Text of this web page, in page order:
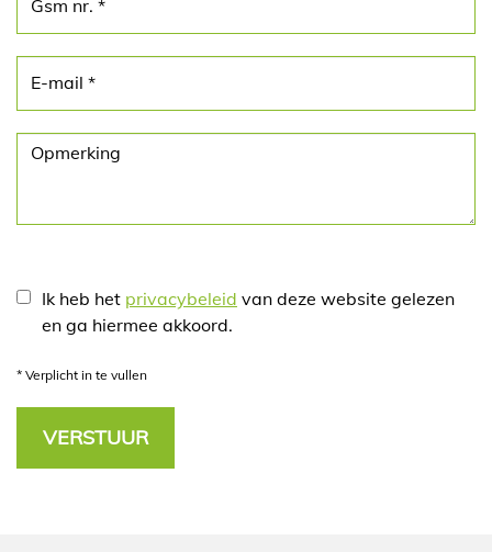
Ik heb het privacybeleid van deze website gelezen
en ga hiermee akkoord.
* Verplicht in te vullen